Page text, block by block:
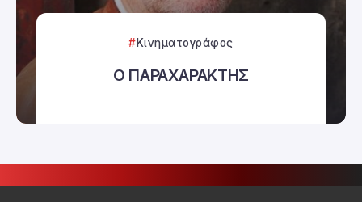
Κινηματογράφος
Ο ΠΑΡΑΧΑΡΑΚΤΗΣ